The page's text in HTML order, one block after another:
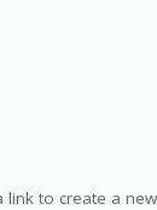
link to create a new